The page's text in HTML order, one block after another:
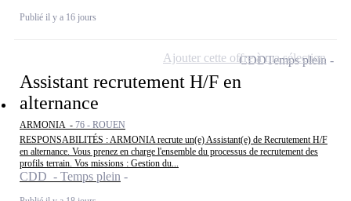
Publié il y a 16 jours
Assistant recrutement H/F en
alternance
ARMONIA - 76 - ROUEN
RESPONSABILITÉS : ARMONIA recrute un(e) Assistant(e) de Recrutement H/F
en alternance. Vous prenez en charge l'ensemble du processus de recrutement des
profils terrain. Vos missions : Gestion du...
CDD - Temps plein
CDDTemps plein
Ajouter cette offre à ma sélection